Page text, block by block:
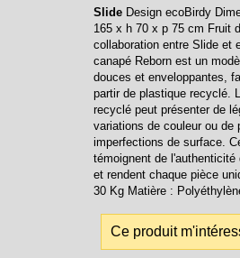
SlideDesign ecoBirdy
165 x h 70 x p 75 cm Fruit
collaboration entre Slide et
canapé Reborn est un
douces et enveloppantes,
partir de plastique recyclé.
recyclé peut présenter de
variations de couleur ou de
imperfections de surface.
témoignent de l'authenticité
et rendent chaque pièce
30 Kg Matière :
Ce produit